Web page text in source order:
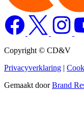
Copyright © CD&V
Privacyverklaring |
Gemaakt doorBrand